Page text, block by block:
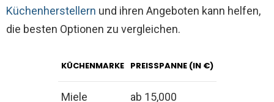
Küchenherstellern und ihren Angeboten kann helfen,
die besten Optionen zu vergleichen.
KÜCHENMARKE PREISSPANNE (IN €)
Miele ab 15,000